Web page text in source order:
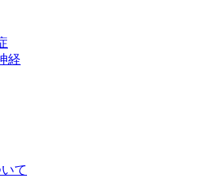
経
て